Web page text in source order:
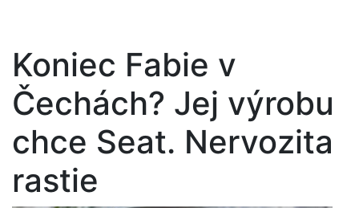
Koniec Fabie v
Čechách? Jej výrobu
chce Seat. Nervozita
rastie